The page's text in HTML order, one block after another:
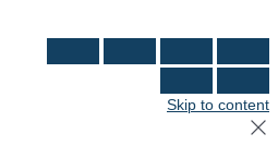
Skip to content